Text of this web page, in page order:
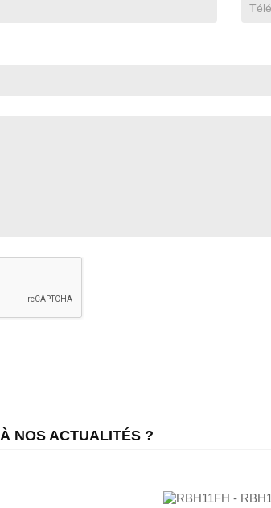
NOS ACTUALITÉS ?